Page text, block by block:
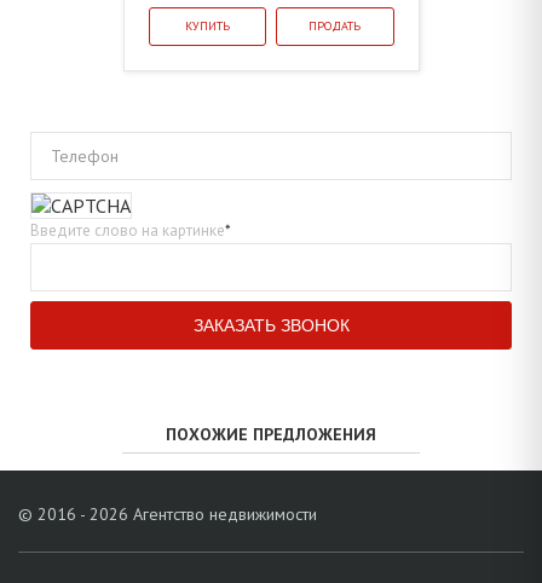
КУПИТЬ ПРОДАТЬ
Телефон
Введите слово на картинке*
ПОХОЖИЕ ПРЕДЛОЖЕНИЯ
© 2016 - 2026 Агентство недвижимости